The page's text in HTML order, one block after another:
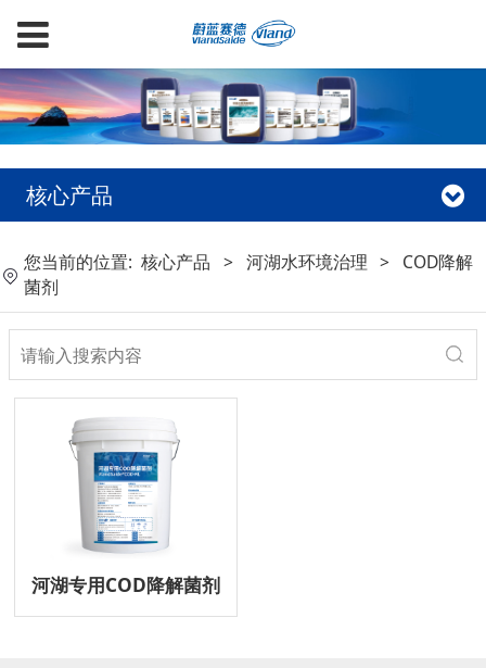
核心产品
您当前的位置: 核心产品 > 河湖水环境治理 > COD降解
菌剂
河湖专用COD降解菌剂